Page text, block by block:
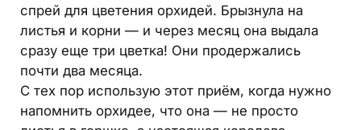
спрей для цветения орхидей. Брызнула на
листья и корни — и через месяц она выдала
сразу еще три цветка! Они продержались
почти два месяца.
С тех пор использую этот приём, когда нужно
напомнить орхидее, что она — не просто